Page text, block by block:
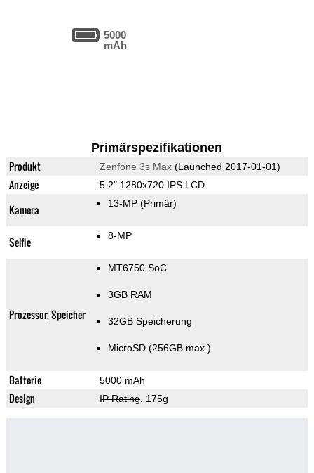
5000
mAh
Primärspezifikationen
Produkt Zenfone 3s Max(Launched 2017-01-01)
Anzeige 5.2" 1280x720 IPS LCD
Kamera 13-MP (Primär)
Selfie 8-MP
Prozessor, Speicher
MT6750 SoC
3GB RAM
32GB Speicherung
MicroSD (256GB max.)
Batterie 5000 mAh
Design IP Rating, 175g